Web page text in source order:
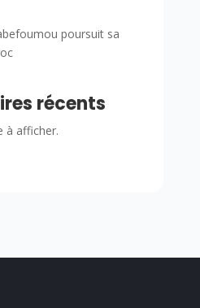
poursuit sa
récents
à afficher.